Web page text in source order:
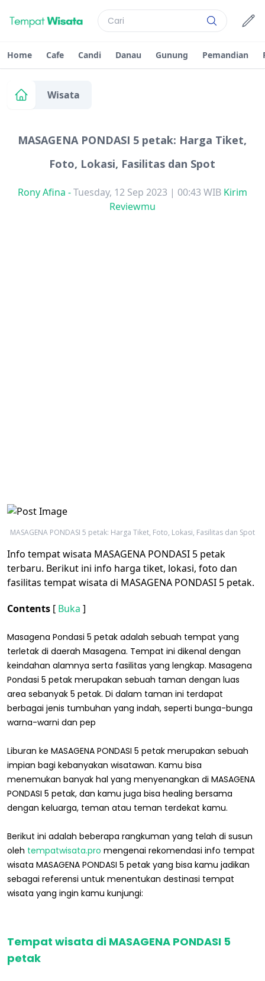
Home Cafe Candi Danau Gunung Pemandian
Wisata
MASAGENA PONDASI 5 petak: Harga Tiket,
Foto, Lokasi, Fasilitas dan Spot
Rony Afina -Tuesday, 12 Sep 2023 | 00:43 WIB Kirim
Reviewmu
MASAGENA PONDASI 5 petak: Harga Tiket, Foto, Lokasi, Fasilitas dan Spot
Info tempat wisata MASAGENA PONDASI 5 petak
terbaru. Berikut ini info harga tiket, lokasi, foto dan
fasilitas tempat wisata di MASAGENA PONDASI 5 petak.
Contents [ Buka ]
Masagena Pondasi 5 petak adalah sebuah tempat yang
terletak di daerah Masagena. Tempat ini dikenal dengan
keindahan alamnya serta fasilitas yang lengkap. Masagena
Pondasi 5 petak merupakan sebuah taman dengan luas
area sebanyak 5 petak. Di dalam taman ini terdapat
berbagai jenis tumbuhan yang indah, seperti bunga-bunga
warna-warni dan pep
Liburan ke MASAGENA PONDASI 5 petak merupakan sebuah
impian bagi kebanyakan wisatawan. Kamu bisa
menemukan banyak hal yang menyenangkan di MASAGENA
PONDASI 5 petak, dan kamu juga bisa healing bersama
dengan keluarga, teman atau teman terdekat kamu.
Berikut ini adalah beberapa rangkuman yang telah di susun
oleh tempatwisata.pro mengenai rekomendasi info tempat
wisata MASAGENA PONDASI 5 petak yang bisa kamu jadikan
sebagai referensi untuk menentukan destinasi tempat
wisata yang ingin kamu kunjungi:
Tempat wisata di MASAGENA PONDASI 5
petak